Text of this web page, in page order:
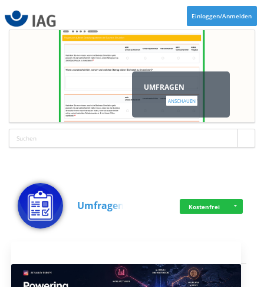
Einloggen/Anmelden
UMFRAGEN
ANSCHAUEN
Umfragen Kostenfrei